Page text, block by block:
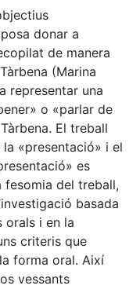
donar a
de manera
(Marina
representar una
o «parlar de
El treball
«presentació» i el
es
fesomia del treball,
basada
orals i en la
criteris que
forma oral. Així
vessants